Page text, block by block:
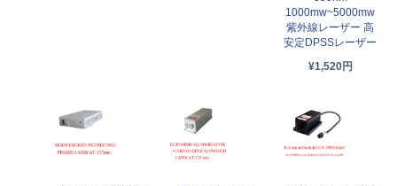
1000mw~5000mw
紫外線レーザー 高
安定DPSSレーザー
¥1,520円